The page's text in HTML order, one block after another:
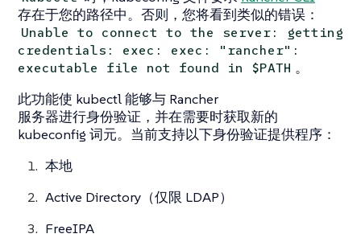
存在于您的路径中。否则，您将看到类似的错误：
Unable to connect to the server: getting
credentials: exec: exec: "rancher":
executable file not found in $PATH 。
此功能使 kubectl 能够与 Rancher
服务器进行身份验证，并在需要时获取新的
kubeconfig 词元。当前支持以下身份验证提供程序：
本地
Active Directory（仅限 LDAP）
FreeIPA